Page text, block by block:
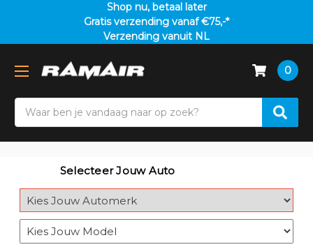
Shop nu, betaal later
Gratis verzending vanaf €75,-*
Verzending vanuit NL
0
Selecteer Jouw Auto